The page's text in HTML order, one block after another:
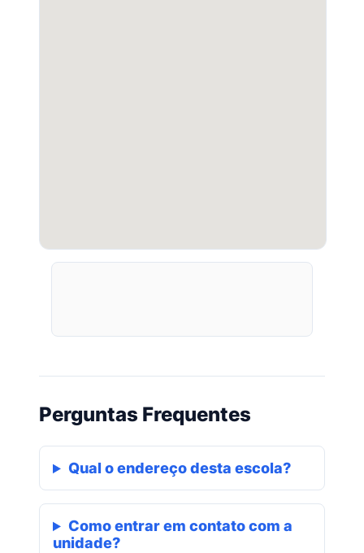
Perguntas Frequentes
Qual o endereço desta escola?
Como entrar em contato com a
unidade?